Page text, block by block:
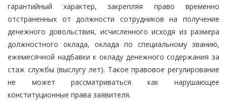
гарантийный характер, закрепляя право временно
отстраненных от должности сотрудников на получение
денежного довольствия, исчисленного исходя из размера
должностного оклада, оклада по специальному званию,
ежемесячной надбавки к окладу денежного содержания за
стаж службы (выслугу лет). Такое правовое регулирование
не может рассматриваться как нарушающее
конституционные права заявителя.